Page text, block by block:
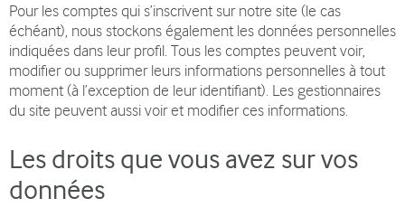
Pour les comptes qui s’inscrivent sur notre site (le cas
échéant), nous stockons également les données personnelles
indiquées dans leur profil. Tous les comptes peuvent voir,
modifier ou supprimer leurs informations personnelles à tout
moment (à l’exception de leur identifiant). Les gestionnaires
du site peuvent aussi voir et modifier ces informations.
Les droits que vous avez sur vos
données